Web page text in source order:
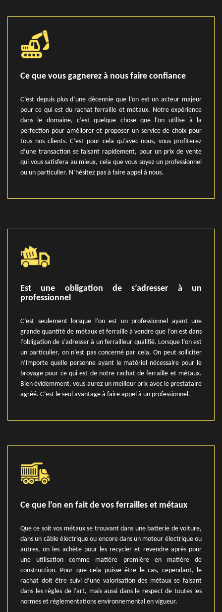
Ce que vous gagnerez à nous faire confiance
C’est depuis plus d’une décennie que l’on est un acteur majeur
pour ce qui est du rachat ferraille et métaux. Notre expérience
dans le domaine, c’est quelque chose que l’on utilise à la
perfection pour améliorer et proposer un service de choix pour
tous nos clients. C’est pour cela qu’avec nous, vous profiterez
d’une transaction se faisant rapidement, pour un prix de vente
qui vous satisfera au mieux, cela que vous soyez un professionnel
ou un particulier. N’hésitez pas à faire appel à nous.
Est une obligation de s’adresser à un
professionnel
C’est seulement lorsque l’on est un professionnel ayant une
grande quantité de métaux et ferraille à vendre que l’on est dans
l’obligation de s’adresser à un ferrailleur qualifié. Lorsque l’on est
un particulier, on n’est pas concerné par cela. On peut solliciter
n’importe quelle personne ayant le matériel nécessaire pour le
broyage pour ce qui est de notre rachat de ferraille et métaux.
Bien évidemment, vous aurez un meilleur prix avec le prestataire
agréé. C’est le seul avantage à faire appel à un professionnel.
Ce que l’on en fait de vos ferrailles et métaux
Que ce soit vos métaux se trouvant dans une batterie de voiture,
dans un câble électrique ou encore dans un moteur électrique ou
autres, on les achète pour les recycler et revendre après pour
une utilisation comme matière première en matière de
construction. Pour que cela puisse être le cas, cependant, le
rachat doit être suivi d’une valorisation des métaux se faisant
dans les règles de l’art, mais aussi dans le respect de toutes les
normes et règlementations environnemental en vigueur.